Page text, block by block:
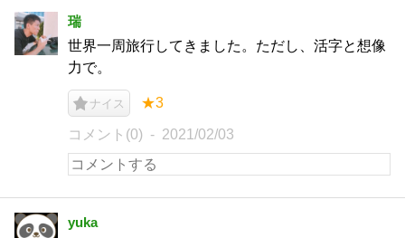
瑞
世界一周旅行してきました。ただし、活字と想像
力で。
ナイス ★3
コメント(0) 2021/02/03
yuka